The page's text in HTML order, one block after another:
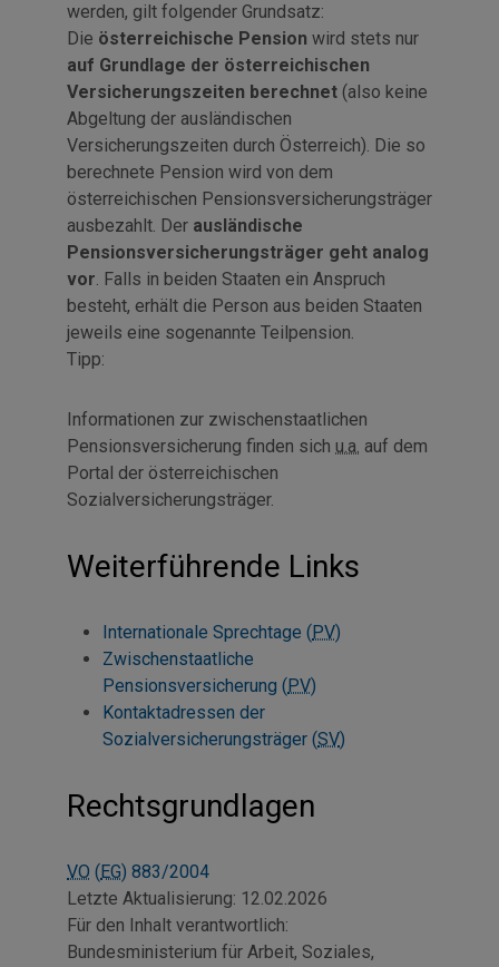
werden, gilt folgender Grundsatz:
Die österreichische Pension wird stets nur
auf Grundlage der österreichischen
Versicherungszeiten berechnet (also keine
Abgeltung der ausländischen
Versicherungszeiten durch Österreich). Die so
berechnete Pension wird von dem
österreichischen Pensionsversicherungsträger
ausbezahlt. Der ausländische
Pensionsversicherungsträger geht analog
vor. Falls in beiden Staaten ein Anspruch
besteht, erhält die Person aus beiden Staaten
jeweils eine sogenannte Teilpension.
Tipp:
Informationen zur zwischenstaatlichen
Pensionsversicherung finden sich u.a. auf dem
Portal der österreichischen
Sozialversicherungsträger.
Weiterführende Links
Internationale Sprechtage (PV)
Zwischenstaatliche
Pensionsversicherung (PV)
Kontaktadressen der
Sozialversicherungsträger (SV)
Rechtsgrundlagen
VO (EG) 883/2004
Letzte Aktualisierung: 12.02.2026
Für den Inhalt verantwortlich:
Bundesministerium für Arbeit, Soziales,